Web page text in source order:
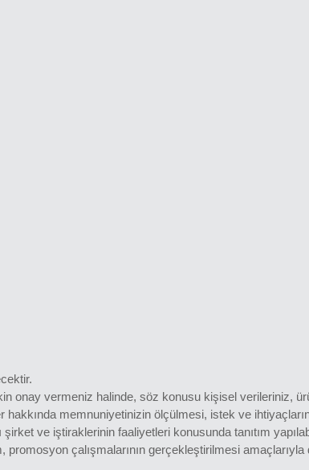
onay vermeniz halinde, söz konusu kişisel verileriniz,
memnuniyetinizin ölçülmesi, istek ve
ve iştiraklerinin faaliyetleri konusunda tanıtım
promosyon çalışmalarının gerçekleştirilmesi